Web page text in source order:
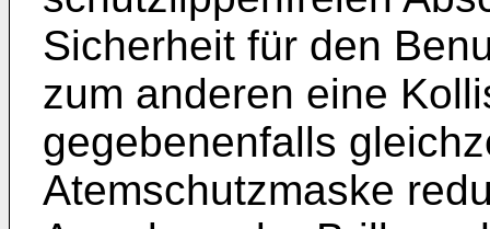
Sicherheit für den
zum anderen eine
gegebenenfalls
Atemschutzmaske